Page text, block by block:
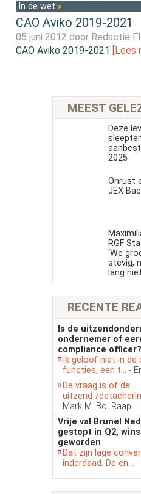
In de wet
CAO Aviko 2019-2021
05 juni 2012 door Redactie
CAO Aviko 2019-2021 [Lees
MEEST
Deze
2025
Onrust
JEX
RGF
‘We
stevig,
lang
RECENTE
Is de
ondernemer of
compliance officer?
Ik geloof niet in de
functies, een t... -
De vraag is of de
uitzend-/
Mark M. Bol Raap
Vrije val Brunel
gestopt in Q2,
geworden
Dat zijn lage
inderdaad. De en... -